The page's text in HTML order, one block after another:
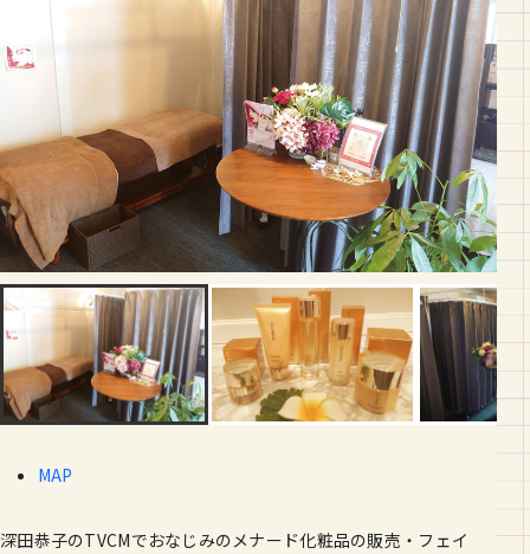
MAP
深田恭子のTVCMでおなじみのメナード化粧品の販売・フェイ